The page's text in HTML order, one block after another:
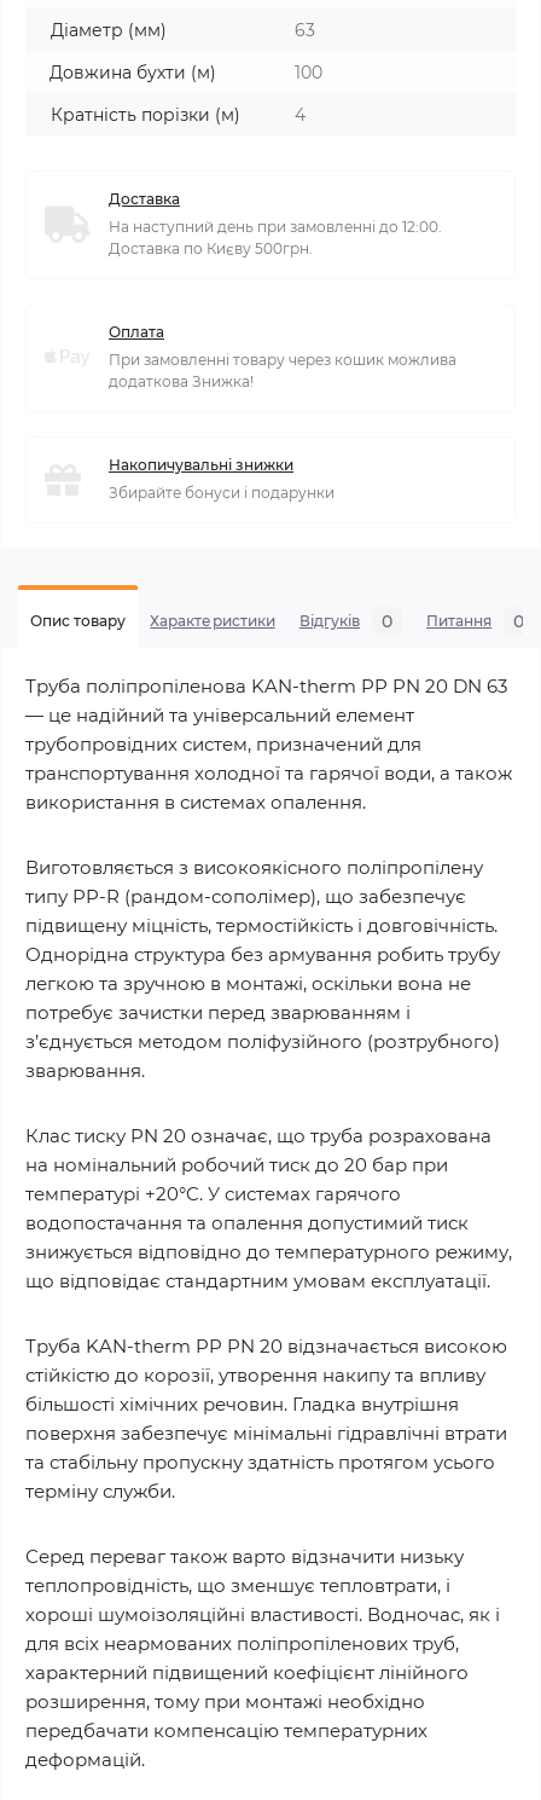
Діаметр (мм)
63
Довжина бухти (м)
100
Кратність порізки (м)
4
Доставка
На наступний день при замовленні до 12:00.
Доставка по Києву 500грн.
Оплата
При замовленні товару через кошик можлива
додаткова Знижка!
Накопичувальні знижки
Збирайте бонуси і подарунки
Опис товару Характеристики Відгуків 0 Питання 0
Труба поліпропіленова KAN-therm PP PN 20 DN 63
— це надійний та універсальний елемент
трубопровідних систем, призначений для
транспортування холодної та гарячої води, а також
використання в системах опалення.
Виготовляється з високоякісного поліпропілену
типу PP-R (рандом-сополімер), що забезпечує
підвищену міцність, термостійкість і довговічність.
Однорідна структура без армування робить трубу
легкою та зручною в монтажі, оскільки вона не
потребує зачистки перед зварюванням і
з’єднується методом поліфузійного (розтрубного)
зварювання.
Клас тиску PN 20 означає, що труба розрахована
на номінальний робочий тиск до 20 бар при
температурі +20°C. У системах гарячого
водопостачання та опалення допустимий тиск
знижується відповідно до температурного режиму,
що відповідає стандартним умовам експлуатації.
Труба KAN-therm PP PN 20 відзначається високою
стійкістю до корозії, утворення накипу та впливу
більшості хімічних речовин. Гладка внутрішня
поверхня забезпечує мінімальні гідравлічні втрати
та стабільну пропускну здатність протягом усього
терміну служби.
Серед переваг також варто відзначити низьку
теплопровідність, що зменшує тепловтрати, і
хороші шумоізоляційні властивості. Водночас, як і
для всіх неармованих поліпропіленових труб,
характерний підвищений коефіцієнт лінійного
розширення, тому при монтажі необхідно
передбачати компенсацію температурних
деформацій.